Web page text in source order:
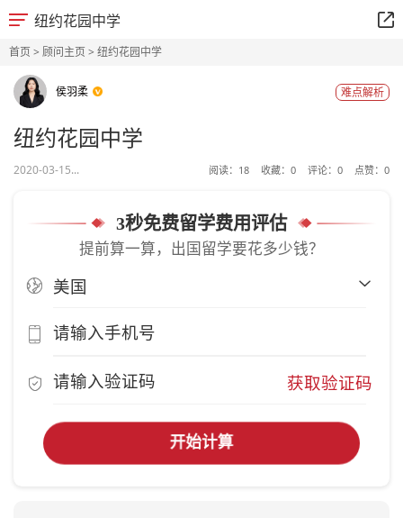
纽约花园中学
首页> 顾问主页> 纽约花园中学
侯羽柔 难点解析
纽约花园中学
2020-03-15... 阅读： 18 收藏： 0 评论： 0 点赞： 0
3秒免费留学费用评估
提前算一算，出国留学要花多少钱？
获取验证码
开始计算